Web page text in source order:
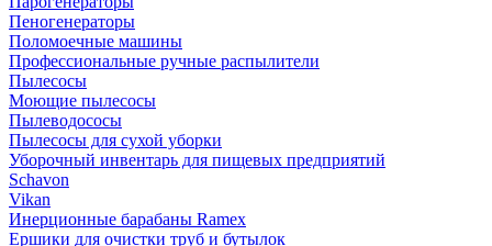
Пеногенераторы
Поломоечные машины
Профессиональные ручные распылители
Пылесосы
Моющие пылесосы
Пылеводососы
Пылесосы для сухой уборки
Уборочный инвентарь для пищевых предприятий
Schavon
Vikan
Инерционные барабаны Ramex
Ершики для очистки труб и бутылок